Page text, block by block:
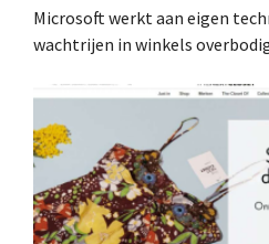
Microsoft werkt aan eigen
wachtrijen in winkels
strijd tegen Amazon Go.
scannen Kassaloze winkels
retailland, zeker in
behalve de volledig kassaloze...